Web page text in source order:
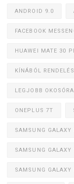
ANDROID 9.0
FACEBOOK
HUAWEI MATE 30
KÍNÁBÓL RENDELÉS
LEGJOBB OKOSÓRA
ONEPLUS 7T
SAMSUNG GALAXY
SAMSUNG GALAXY
SAMSUNG GALAXY